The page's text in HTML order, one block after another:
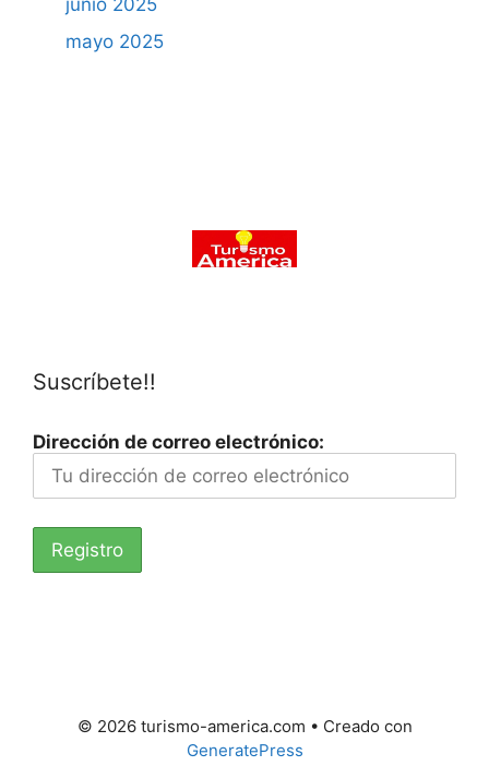
junio 2025
mayo 2025
Suscríbete!!
Dirección de correo electrónico:
© 2026 turismo-america.com • Creado con
GeneratePress